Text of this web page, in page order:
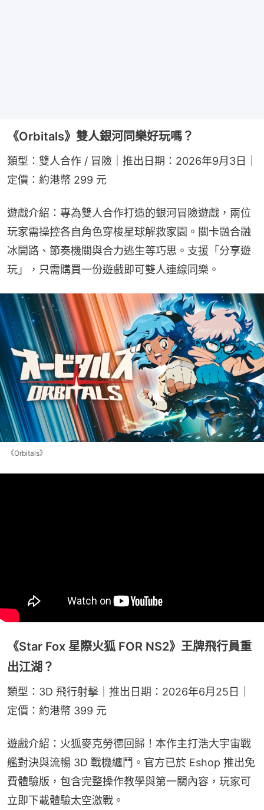
《Orbitals》雙人銀河同樂好玩嗎？
類型：雙人合作 / 冒險｜推出日期：2026年9月3日｜
定價：約港幣 299 元
遊戲介紹：專為雙人合作打造的銀河冒險遊戲，兩位
玩家需操控各自角色穿梭星球解救家園。關卡融合融
冰開路、節奏機關與合力逃生等巧思。支援「分享遊
玩」，只需購買一份遊戲即可雙人連線同樂。
《Orbitals》
《Star Fox 星際火狐 FOR NS2》王牌飛行員重
出江湖？
類型：3D 飛行射擊｜推出日期：2026年6月25日｜
定價：約港幣 399 元
遊戲介紹：火狐麥克勞德回歸！本作主打浩大宇宙戰
艦對決與流暢 3D 戰機纏鬥。官方已於 Eshop 推出免
費體驗版，包含完整操作教學與第一關內容，玩家可
立即下載體驗太空激戰。